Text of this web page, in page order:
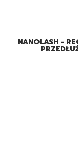
NANOLASH -